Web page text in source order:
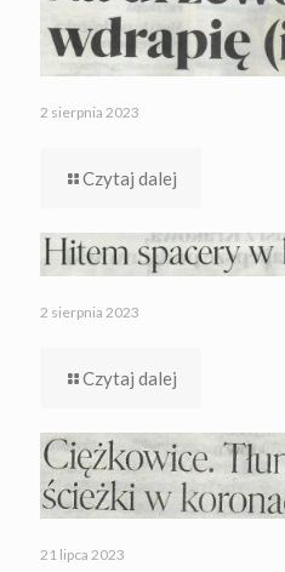
2 sierpnia 2023
Czytaj dalej
2 sierpnia 2023
Czytaj dalej
21 lipca 2023